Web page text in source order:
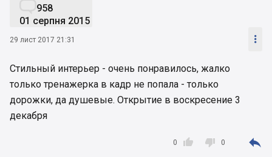
958
01 серпня 2015
29 лист 2017 21:31 
Стильный интерьер - очень понравилось, жалко
только тренажерка в кадр не попала - только
дорожки, да душевые. Открытие в воскресение 3
декабря

0  0 